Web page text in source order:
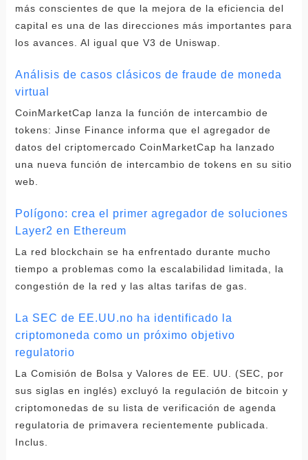
más conscientes de que la mejora de la eficiencia del
capital es una de las direcciones más importantes para
los avances. Al igual que V3 de Uniswap.
Análisis de casos clásicos de fraude de moneda
virtual
CoinMarketCap lanza la función de intercambio de
tokens: Jinse Finance informa que el agregador de
datos del criptomercado CoinMarketCap ha lanzado
una nueva función de intercambio de tokens en su sitio
web.
Polígono: crea el primer agregador de soluciones
Layer2 en Ethereum
La red blockchain se ha enfrentado durante mucho
tiempo a problemas como la escalabilidad limitada, la
congestión de la red y las altas tarifas de gas.
La SEC de EE.UU.no ha identificado la
criptomoneda como un próximo objetivo
regulatorio
La Comisión de Bolsa y Valores de EE. UU. (SEC, por
sus siglas en inglés) excluyó la regulación de bitcoin y
criptomonedas de su lista de verificación de agenda
regulatoria de primavera recientemente publicada.
Inclus.